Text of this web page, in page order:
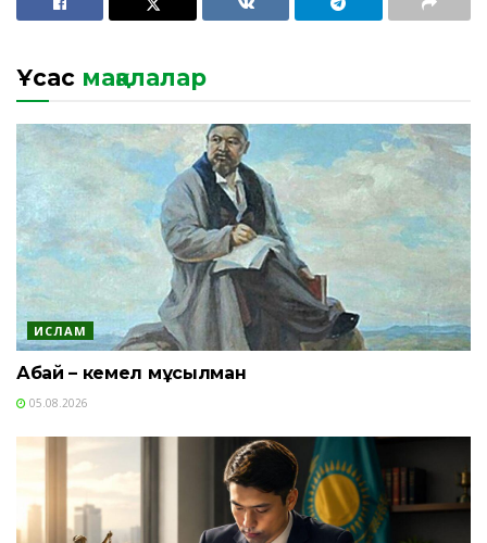
Ұқсас мақалалар
ИСЛАМ
Абай – кемел мұсылман
05.08.2026